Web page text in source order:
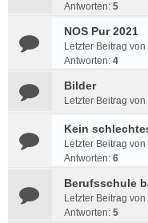
Antworten: 5
NOS Pur 2021
Letzter Beitrag von
Antworten: 4
Bilder
Letzter Beitrag von
Kein
Letzter Beitrag von
Antworten: 6
Berufsschule
Letzter Beitrag von
Antworten: 5